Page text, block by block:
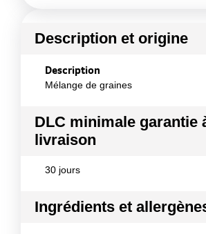
Description et origine
Description
Mélange de graines
DLC minimale garantie
livraison
30 jours
Ingrédients et